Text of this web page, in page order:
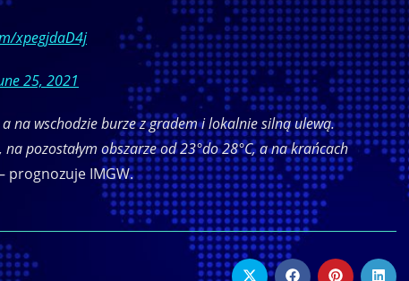
xpegjdaD4j
25, 2021
na wschodzie burze z gradem i lokalnie silną ulewą.
pozostałym obszarze od 23°do 28°C, a na krańcach
prognozuje IMGW.